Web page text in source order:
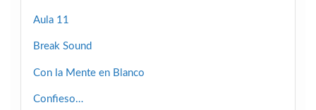
Aula 11
Break Sound
Con la Mente en Blanco
Confieso…